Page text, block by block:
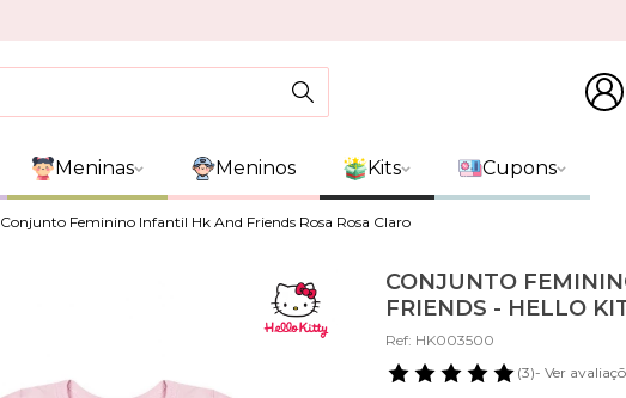
Meninas Meninos Kits Cupons
Conjunto Feminino Infantil Hk And Friends Rosa Rosa Claro
CONJUNTO
FRIENDS - HELLO
Ref: HK003500
(3)- Ver